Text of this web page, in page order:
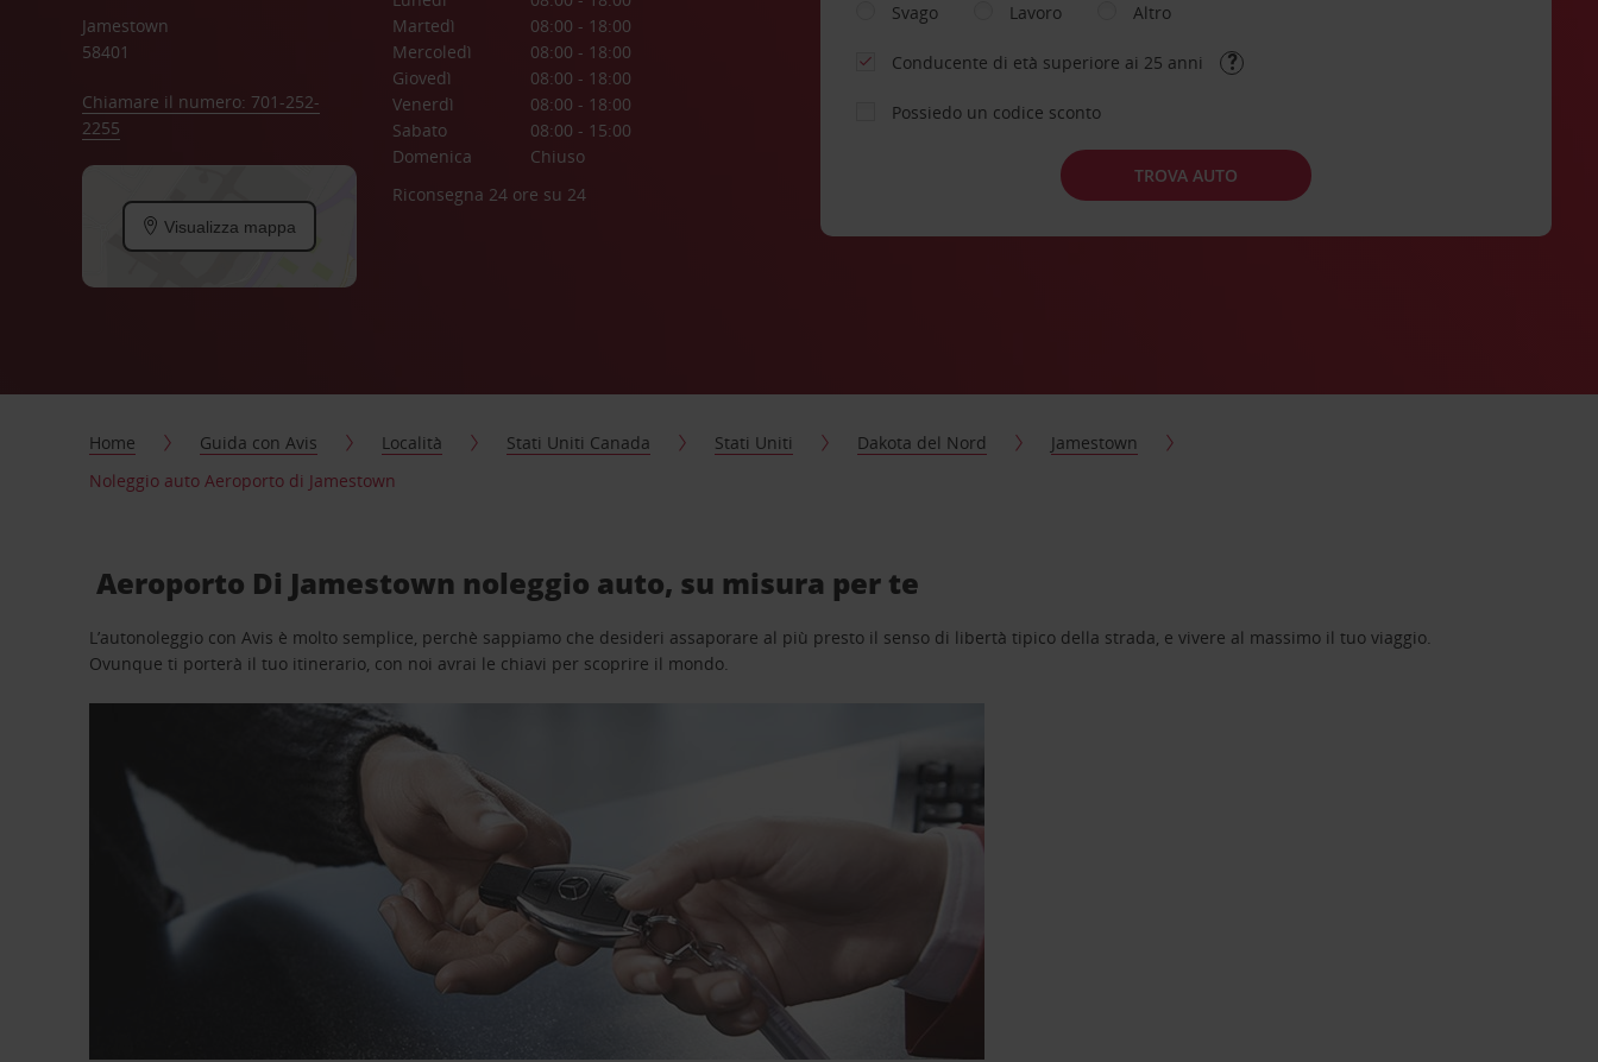
Jamestown
58401
Chiamare il numero: 701-252-
2255
Visualizza mappa
Martedì
08:00 - 18:00
Mercoledì
08:00 - 18:00
Giovedì
08:00 - 18:00
Venerdì
08:00 - 18:00
Sabato
08:00 - 15:00
Domenica
Chiuso
Riconsegna 24 ore su 24
Svago
Lavoro Altro
Conducente di età superiore ai 25 anni
Possiedo un codice sconto
TROVA AUTO
Home Guida con Avis Località Stati Uniti Canada Stati Uniti Dakota del Nord
Jamestown
Noleggio auto Aeroporto di Jamestown
Aeroporto Di Jamestown noleggio auto, su misura per te
L’autonoleggio con Avis è molto semplice, perchè sappiamo che desideri assaporare al più presto il senso di libertà tipico della strada, e vivere al massimo il tuo viaggio.
Ovunque ti porterà il tuo itinerario, con noi avrai le chiavi per scoprire il mondo.